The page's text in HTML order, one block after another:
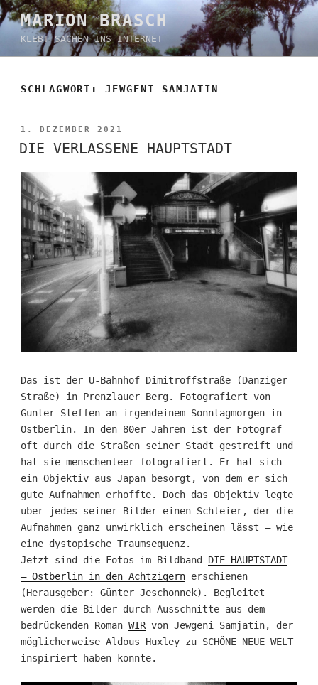
Zum
Inhalt
springen
MARION BRASCH
KLEBT SACHEN INS INTERNET
SCHLAGWORT:JEWGENI SAMJATIN
VERÖFFENTLICHT
AM
1. DEZEMBER 2021
DIE VERLASSENE HAUPTSTADT
Das ist der U-Bahnhof Dimitroffstraße (Danziger
Straße) in Prenzlauer Berg. Fotografiert von
Günter Steffen an irgendeinem Sonntagmorgen in
Ostberlin. In den 80er Jahren ist der Fotograf
oft durch die Straßen seiner Stadt gestreift und
hat sie menschenleer fotografiert. Er hat sich
ein Objektiv aus Japan besorgt, von dem er sich
gute Aufnahmen erhoffte. Doch das Objektiv legte
über jedes seiner Bilder einen Schleier, der die
Aufnahmen ganz unwirklich erscheinen lässt – wie
eine dystopische Traumsequenz.
Jetzt sind die Fotos im Bildband DIE HAUPTSTADT
– Ostberlin in den Achtzigernerschienen
(Herausgeber: Günter Jeschonnek). Begleitet
werden die Bilder durch Ausschnitte aus dem
bedrückenden Roman WIRvon Jewgeni Samjatin, der
möglicherweise Aldous Huxley zu SCHÖNE NEUE WELT
inspiriert haben könnte.